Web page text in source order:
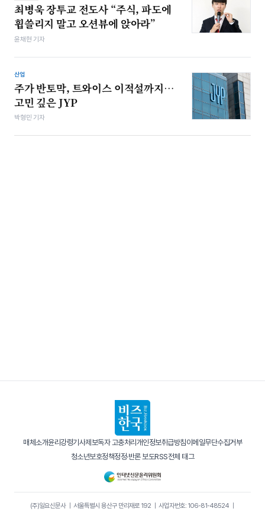
최병욱 장투교 전도사 “주식, 파도에
휩쓸리지 말고 오션뷰에 앉아라”
윤채현 기자
산업
주가 반토막, 트와이스 이적설까지…
고민 깊은 JYP
박형민 기자
매체소개윤리강령기사제보독자 고충처리 개인정보취급방침이메일무단수집거부
청소년보호정책정정·반론 보도RSS전체 태그
(주)일요신문사｜ 서울특별시 용산구 만리재로 192｜ 사업자번호: 106-81-48524｜